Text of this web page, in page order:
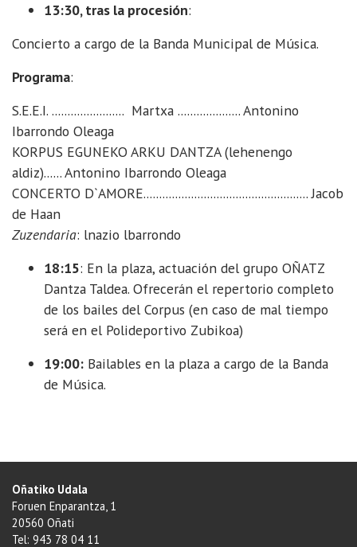
13:30, tras la procesión:
Concierto a cargo de la Banda Municipal de Música.
Programa:
S.E.E.I. ....................... Martxa .................... Antonino
Ibarrondo Oleaga
KORPUS EGUNEKO ARKU DANTZA (lehenengo
aldiz)...... Antonino Ibarrondo Oleaga
CONCERTO D`AMORE.................................................... Jacob
de Haan
Zuzendaria: lnazio lbarrondo
18:15: En la plaza, actuación del grupo OÑATZ
Dantza Taldea. Ofrecerán el repertorio completo
de los bailes del Corpus (en caso de mal tiempo
será en el Polideportivo Zubikoa)
19:00: Bailables en la plaza a cargo de la Banda
de Música.
Oñatiko Udala
Foruen Enparantza, 1
20560 Oñati
Tel: 943 78 04 11